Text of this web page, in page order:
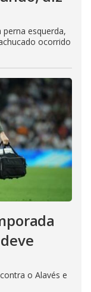
esquerda,
ocorrido
o Alavés e